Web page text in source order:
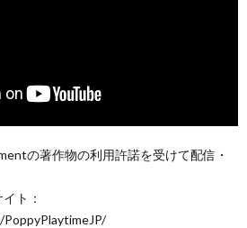
の著作物の利用許諾を受けて配信・
ト：